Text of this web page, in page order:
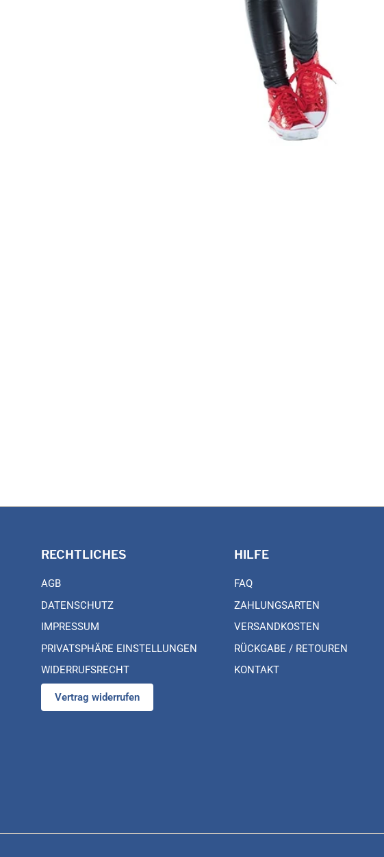
RECHTLICHES
AGB
DATENSCHUTZ
IMPRESSUM
PRIVATSPHÄRE EINSTELLUNGEN
WIDERRUFSRECHT
Vertrag widerrufen
HILFE
FAQ
ZAHLUNGSARTEN
VERSANDKOSTEN
RÜCKGABE / RETOUREN
KONTAKT